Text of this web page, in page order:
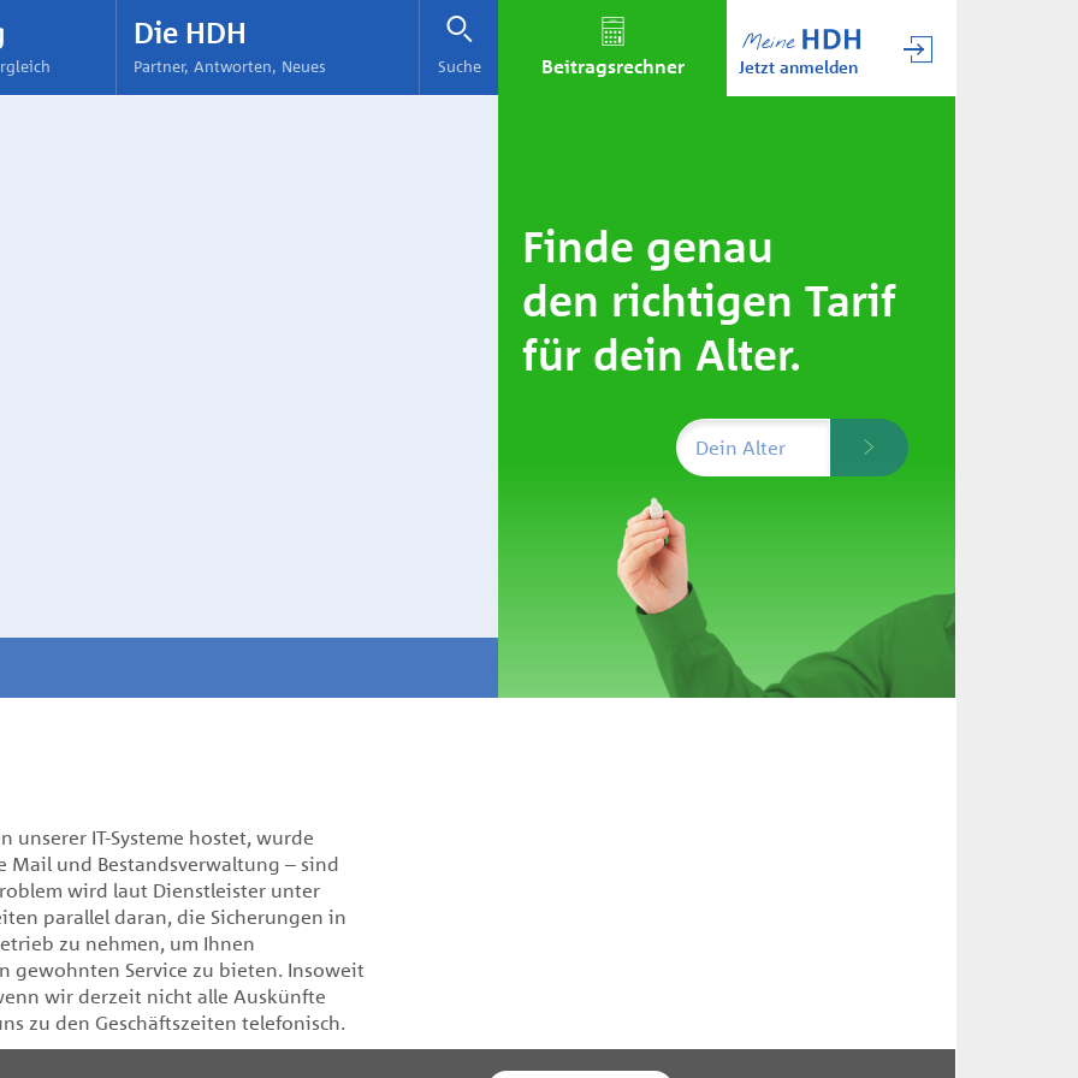
Die HDH
Partner, Antworten, Neues Suche Beitrags­rechner Jetzt anmelden
Finde genau
den richtigen Tarif
für dein Alter.
Dein Alter
unserer IT-Systeme hostet, wurde
Mail und Bestandsverwaltung – sind
wird laut Dienstleister unter
parallel daran, die Sicherungen in
zu nehmen, um Ihnen
gewohnten Service zu bieten. Insoweit
wir derzeit nicht alle Auskünfte
zu den Geschäftszeiten telefonisch.